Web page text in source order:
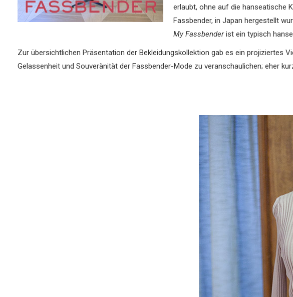
erlaubt, ohne auf die hanseatische
Fassbender, in Japan hergestellt
My Fassbenderist ein typisch
Zur übersichtlichen Präsentation der Bekleidungskollektion gab es ein projiziertes
Gelassenheit und Souveränität der Fassbender-Mode zu veranschaulichen; eher